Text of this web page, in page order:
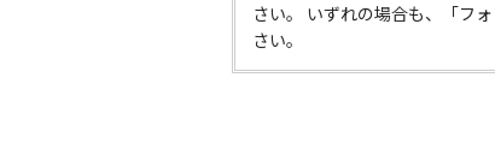
さい。 いずれの場合も、「フ
さい。